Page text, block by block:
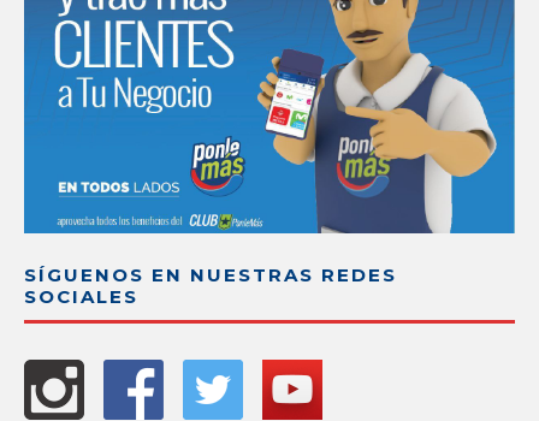
SÍGUENOS EN NUESTRAS REDES
SOCIALES